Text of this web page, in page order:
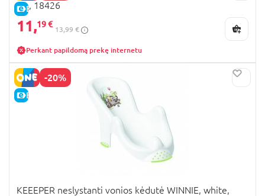
E-KAINA
cm, 18426
11,19 €
13,99 €
Perkant papildomą prekę internetu
-20%
E-KAINA
KEEEPER neslystanti vonios kėdutė WINNIE, white,